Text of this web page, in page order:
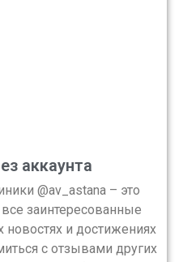
аккаунта
@av_astana – это
заинтересованные
новостях и достижениях
с отзывами других